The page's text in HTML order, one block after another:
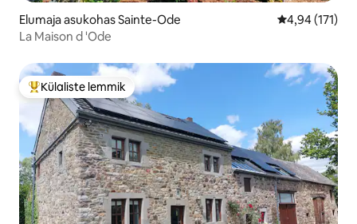
Elumaja asukohas Sainte-Ode Keskmine
4,94 (171)
La Maison d 'Ode
Külaliste suur lemmik
Külaliste lemmik